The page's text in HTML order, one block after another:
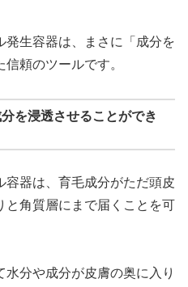
生容器は、まさに「成分を
頼のツールです。
を浸透させることができ
器は、育毛成分がただ頭皮
と角質層にまで届くことを可
分や成分が皮膚の奥に入り